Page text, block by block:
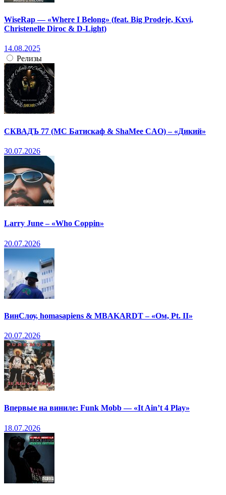
WiseRap — «Where I Belong» (feat. Big Prodeje, Kxvi,
Christenelle Diroc & D-Light)
14.08.2025
Релизы
СКВАДЪ 77 (МС Батискаф & ShaMee CAO) – «Дикий»
30.07.2026
Larry June – «Who Coppin»
20.07.2026
ВинСлоу, homasapiens & MBAKARDT – «Ом, Pt. II»
20.07.2026
Впервые на виниле: Funk Mobb — «It Ain’t 4 Play»
18.07.2026